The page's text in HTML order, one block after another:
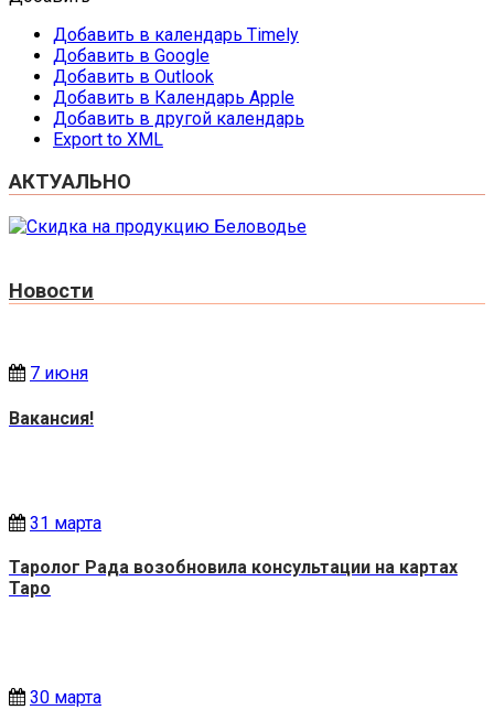
Добавить в календарь Timely
Добавить в Google
Добавить в Outlook
Добавить в Календарь Apple
Добавить в другой календарь
Export to XML
АКТУАЛЬНО
Новости
7 июня
Вакансия!
31 марта
Таролог Рада возобновила консультации на картах
Таро
30 марта